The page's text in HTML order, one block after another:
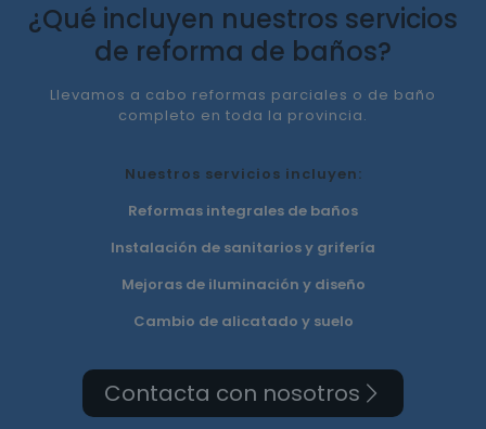
¿Qué incluyen nuestros servicios
de reforma de baños?
Llevamos a cabo reformas parciales o de baño
completo en toda la provincia.
Nuestros servicios incluyen:
Reformas integrales de baños
Instalación de sanitarios y grifería
Mejoras de iluminación y diseño
Cambio de alicatado y suelo
Contacta con nosotros